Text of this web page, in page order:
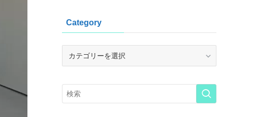
Category